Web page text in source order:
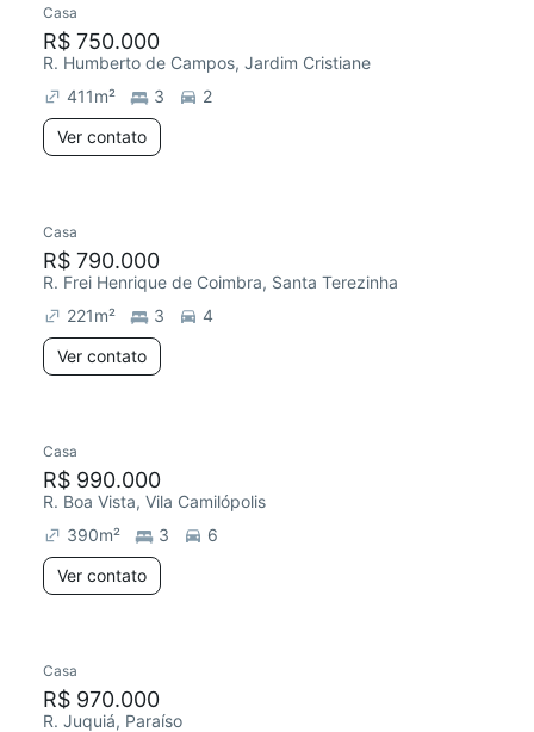
Casa
R$ 750.000
R. Humberto de Campos, Jardim Cristiane
411m² 3
2
Ver contato
Casa
R$ 790.000
R. Frei Henrique de Coimbra, Santa Terezinha
221m² 3
4
Ver contato
Casa
R$ 990.000
R. Boa Vista, Vila Camilópolis
390m² 3
6
Ver contato
Casa
R$ 970.000
R. Juquiá, Paraíso